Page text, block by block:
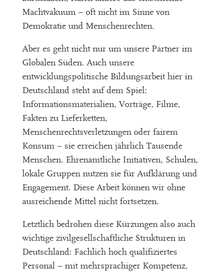
Machtvakuum – oft nicht im Sinne von
Demokratie und Menschenrechten.
Aber es geht nicht nur um unsere Partner im
Globalen Süden. Auch unsere
entwicklungspolitische Bildungsarbeit hier in
Deutschland steht auf dem Spiel:
Informationsmaterialien, Vorträge, Filme,
Fakten zu Lieferketten,
Menschenrechtsverletzungen oder fairem
Konsum – sie erreichen jährlich Tausende
Menschen. Ehrenamtliche Initiativen, Schulen,
lokale Gruppen nutzen sie für Aufklärung und
Engagement. Diese Arbeit können wir ohne
ausreichende Mittel nicht fortsetzen.
Letztlich bedrohen diese Kürzungen also auch
wichtige zivilgesellschaftliche Strukturen in
Deutschland: Fachlich hoch qualifiziertes
Personal – mit mehrsprachiger Kompetenz,